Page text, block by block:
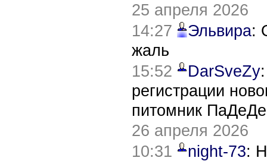
25 апреля 2026
14:27
Эльвира:
жаль
15:52
DarSveZy
регистрации
питомник
26 апреля 2026
10:31
night-73: